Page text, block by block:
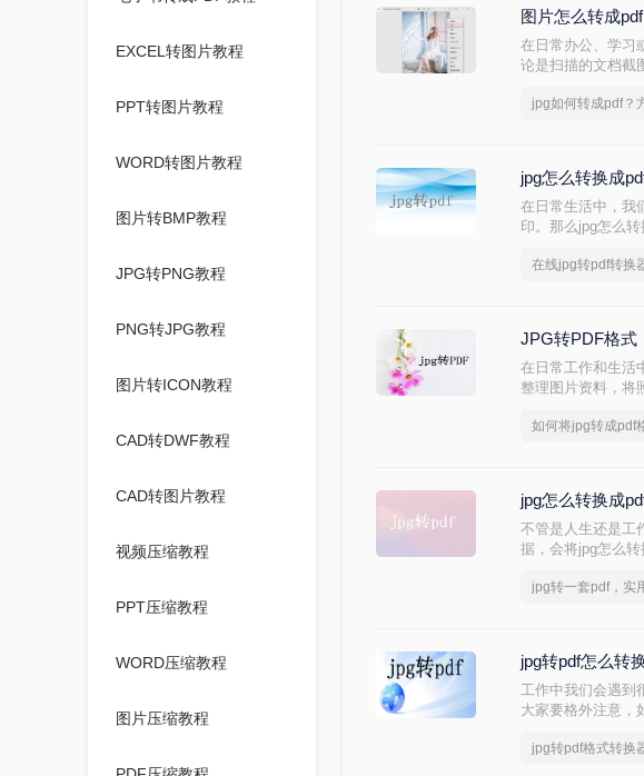
EXCEL转图片教程
PPT转图片教程
WORD转图片教程
图片转BMP教程
JPG转PNG教程
PNG转JPG教程
图片转ICON教程
CAD转DWF教程
CAD转图片教程
视频压缩教程
PPT压缩教程
WORD压缩教程
图片压缩教程
图片怎么转成
在日常办公、学习
论是扫描的文档截
竞品软件的可靠
jpg如何转成pdf？
jpg怎么转换成
在日常生活中，我
印。那么jpg怎么
JPG转PDF格式
在日常工作和生活
整理图片资料，将
的方法，让您能
jpg怎么转换成
不管是人生还是工
据，会将jpg怎么
jpg转pdf怎么转
工作中我们会遇到
大家要格外注意，